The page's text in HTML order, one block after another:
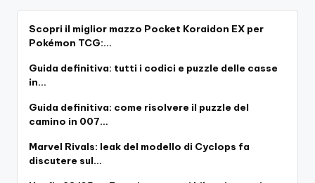
Scopri il miglior mazzo Pocket Koraidon EX per
Pokémon TCG:…
Guida definitiva: tutti i codici e puzzle delle casse
in…
Guida definitiva: come risolvere il puzzle del
camino in 007…
Marvel Rivals: leak del modello di Cyclops fa
discutere sul…